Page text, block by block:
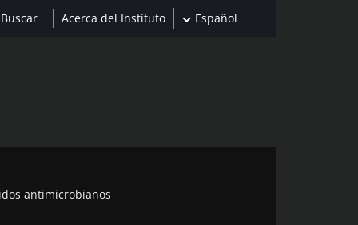
Acerca del Instituto Español
antimicrobianos